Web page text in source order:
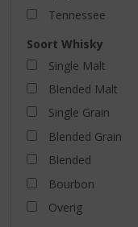
Tennessee
Soort Whisky
Single Malt
Blended Malt
Single Grain
Blended Grain
Blended
Bourbon
Overig